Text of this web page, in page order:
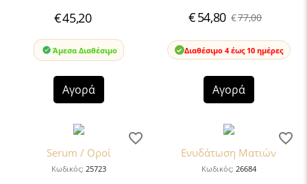
€45,20
Άμεσα Διαθέσιμο
Αγορά
€77,00
€54,80
Διαθέσιμο 4 έως 10 ημέρες
Αγορά
Serum / Οροί
Κωδικός: 25723
Ενυδάτωση Mατιών
Κωδικός: 26684